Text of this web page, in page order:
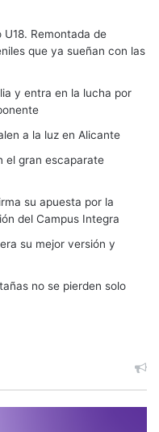
Remontada de
que ya sueñan con las
y entra en la lucha por
a la luz en Alicante
el gran escaparate
su apuesta por la
del Campus Integra
su mejor versión y
no se pierden solo